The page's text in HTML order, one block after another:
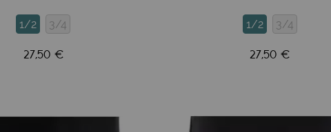
1/2 3/4
27,50 €
1/2 3/4
27,50 €